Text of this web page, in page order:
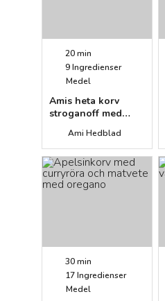
20 min
9Ingredienser
Medel
Amis heta korv
stroganoff med
Ami Hedblad
30 min
17Ingredienser
Medel